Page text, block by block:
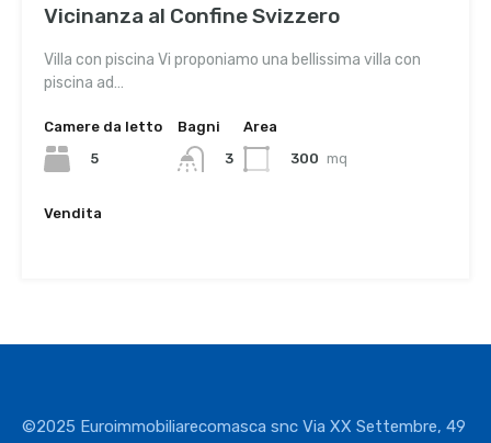
Vicinanza al Confine Svizzero
Villa con piscina Vi proponiamo una bellissima villa con
piscina ad…
Camere da letto
5
Bagni
3
Area
300 mq
Vendita
©2025 Euroimmobiliarecomasca snc Via XX Settembre, 49